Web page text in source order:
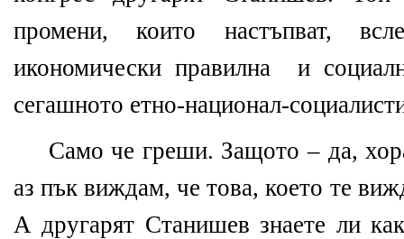
промени, които настъпват,
икономически правилна и
сегашното етно-национал-
Само че греши. Защото – да,
аз пък виждам, че това, което те
А другарят Станишев знаете ли